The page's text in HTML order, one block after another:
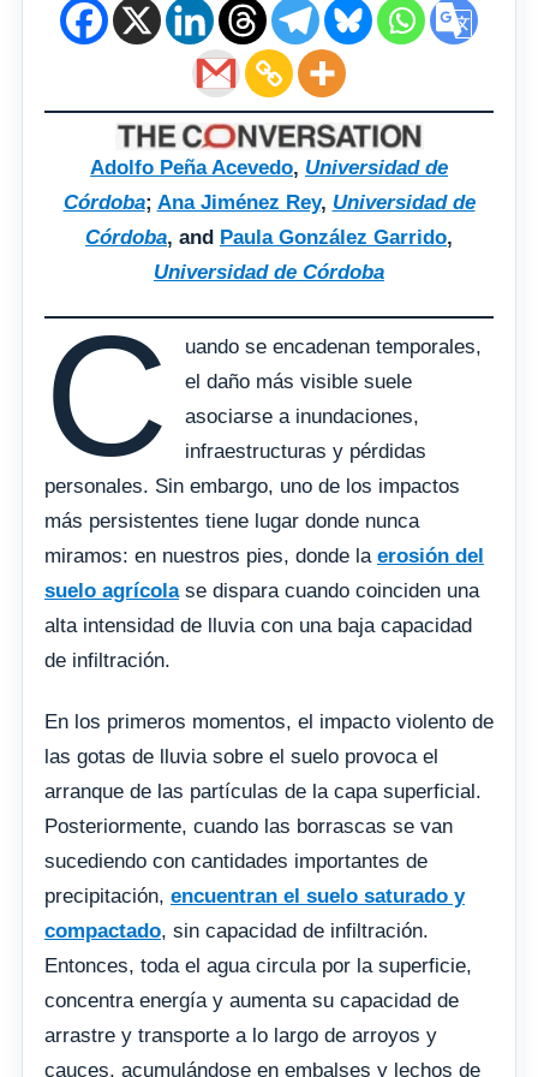
Adolfo Peña Acevedo, Universidad de
Córdoba; Ana Jiménez Rey, Universidad de
Córdoba, and Paula González Garrido,
Universidad de Córdoba
C
uando se encadenan temporales,
el daño más visible suele
asociarse a inundaciones,
infraestructuras y pérdidas
personales. Sin embargo, uno de los impactos
más persistentes tiene lugar donde nunca
miramos: en nuestros pies, donde la erosión del
suelo agrícolase dispara cuando coinciden una
alta intensidad de lluvia con una baja capacidad
de infiltración.
En los primeros momentos, el impacto violento de
las gotas de lluvia sobre el suelo provoca el
arranque de las partículas de la capa superficial.
Posteriormente, cuando las borrascas se van
sucediendo con cantidades importantes de
precipitación, encuentran el suelo saturado y
compactado, sin capacidad de infiltración.
Entonces, toda el agua circula por la superficie,
concentra energía y aumenta su capacidad de
arrastre y transporte a lo largo de arroyos y
cauces, acumulándose en embalses y lechos de